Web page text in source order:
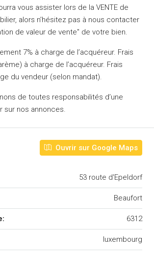
vous assister lors de la VENTE de
alors n’hésitez pas à nous contacter
de valeur de vente" de votre bien.
7% à charge de l’acquéreur. Frais
à charge de l’acquéreur. Frais
du vendeur (selon mandat).
de toutes responsabilités d’une
sur nos annonces.
Ouvrir sur Google Maps
53 route d'Epeldorf
Beaufort
6312
luxembourg